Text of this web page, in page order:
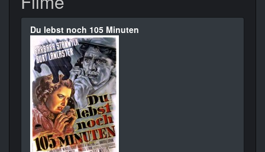
Du lebst noch 105 Minuten